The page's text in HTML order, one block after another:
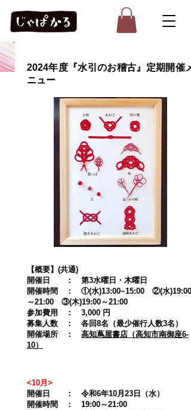
2024年度『水引のお稽古』定期開催メ
ニュー
【概要】(共通)
開催日 ： 第3水曜日・木曜日
開催時間 ： ①(水)13:00~15:00 ②(水)19:00
～21:00 ③(木)19:00～21:00
参加費用 ： 3,000 円
募集人数 ： 各回8名（最少催行人数3名）​
​開催場所 ： 高知蔦屋書店（高知市南御座6-
10）
<10月>
開催日 ： 令和6年10月23日（水）
開催時間 ： 19:00～21:00